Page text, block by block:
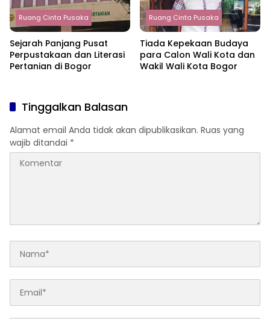
Ruang Cinta Pusaka
Sejarah Panjang Pusat
Perpustakaan dan Literasi
Pertanian di Bogor
Ruang Cinta Pusaka
Tiada Kepekaan Budaya
para Calon Wali Kota dan
Wakil Wali Kota Bogor
Tinggalkan Balasan
Alamat email Anda tidak akan dipublikasikan. Ruas yang
wajib ditandai *